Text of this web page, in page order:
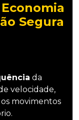
Segura
da
velocidade,
movimentos